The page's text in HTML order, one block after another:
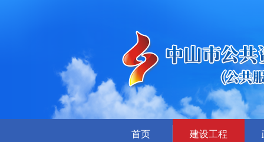
首页 建设工程